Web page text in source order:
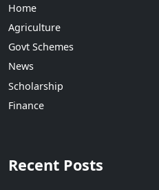
Home
Agriculture
Govt Schemes
News
Scholarship
Finance
Recent Posts